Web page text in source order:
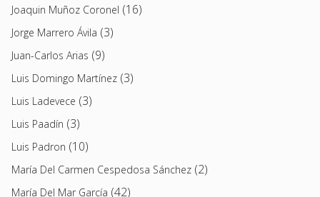
Joaquin Muñoz Coronel (16)
Jorge Marrero Ávila (3)
Juan-Carlos Arias (9)
Luis Domingo Martínez (3)
Luis Ladevece (3)
Luis Paadín (3)
Luis Padron (10)
María Del Carmen Cespedosa Sánchez (2)
María Del Mar García (42)